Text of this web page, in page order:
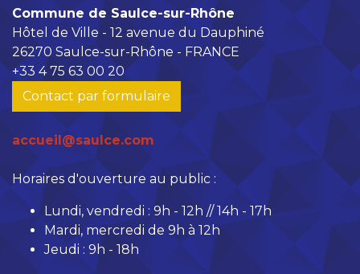
Commune de Saulce-sur-Rhône
Hôtel de Ville - 12 avenue du Dauphiné
26270 Saulce-sur-Rhône - FRANCE
+33 4 75 63 00 20
Contact par formulaire
accueil@saulce.com
Horaires d'ouverture au public :
Lundi, vendredi : 9h - 12h // 14h - 17h
Mardi, mercredi de 9h à 12h
Jeudi : 9h - 18h